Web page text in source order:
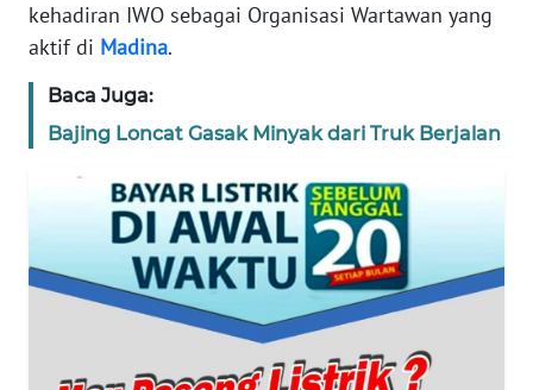
kehadiran IWO sebagai Organisasi Wartawan yang
aktif di Madina.
Baca Juga:
Bajing Loncat Gasak Minyak dari Truk Berjalan
WN
WN